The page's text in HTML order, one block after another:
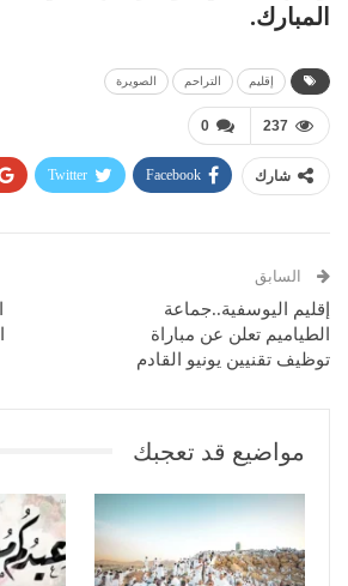
المبارك.
إقليم التراحم الصويرة
0 237
شارك Facebook
Twitter
السابق
إقليم اليوسفية..جماعة
الطياميم تعلن عن مباراة
توظيف تقنيين يونيو القادم
مواضيع قد تعجبك